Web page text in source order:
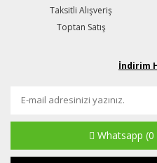
Taksitli Alışveriş
Toptan Satış
İndirim
Whatsapp (0